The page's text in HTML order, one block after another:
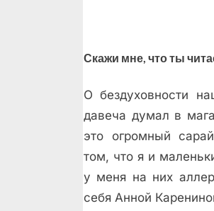
Скажи мне, что ты
О бездуховности
давеча думал в
это огромный
том, что я и
у меня на них
себя Анной